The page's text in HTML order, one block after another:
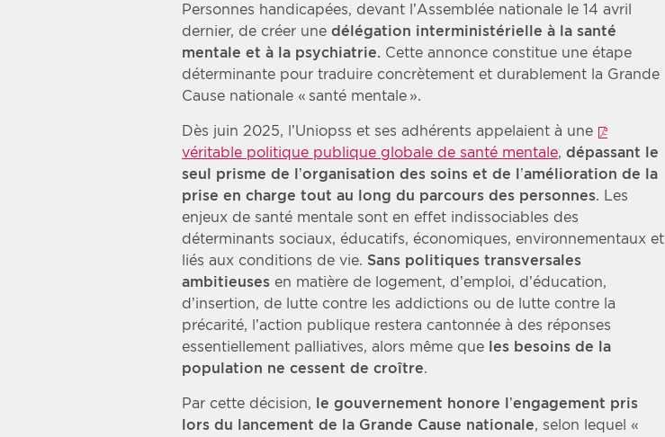
Personnes handicapées, devant l’Assemblée nationale le 14 avril
dernier, de créer une délégation interministérielle à la santé
mentale et à la psychiatrie. Cette annonce constitue une étape
déterminante pour traduire concrètement et durablement la Grande
Cause nationale « santé mentale ».
Dès juin 2025, l’Uniopss et ses adhérents appelaient à une
véritable politique publique globale de santé mentale, dépassant le
seul prisme de l’organisation des soins et de l’amélioration de la
prise en charge tout au long du parcours des personnes. Les
enjeux de santé mentale sont en effet indissociables des
déterminants sociaux, éducatifs, économiques, environnementaux et
liés aux conditions de vie. Sans politiques transversales
ambitieuses en matière de logement, d’emploi, d’éducation,
d’insertion, de lutte contre les addictions ou de lutte contre la
précarité, l’action publique restera cantonnée à des réponses
essentiellement palliatives, alors même que les besoins de la
population ne cessent de croître.
Par cette décision, le gouvernement honore l’engagement pris
lors du lancement de la Grande Cause nationale, selon lequel «